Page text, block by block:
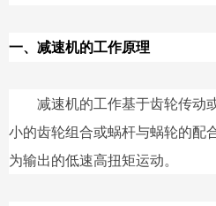
一、减速机的工作原理
减速机的工作基于齿轮传动
小的齿轮组合或蜗杆与蜗轮的配
为输出的低速高扭矩运动。